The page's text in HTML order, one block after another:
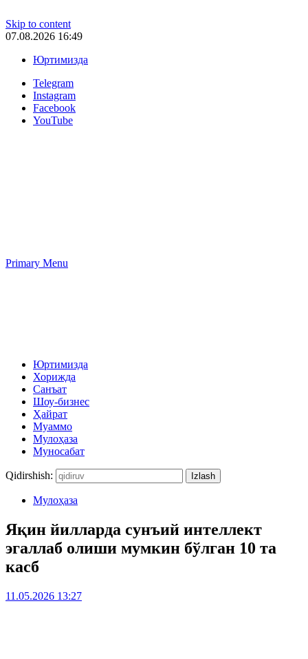
Skip to content
07.08.2026 16:49
Юртимизда
Telegram
Instagram
Facebook
YouTube
Primary Menu
Юртимизда
Хорижда
Санъат
Шоу-бизнес
Ҳайрат
Муаммо
Мулоҳаза
Муносабат
Qidirshish:
Мулоҳаза
Яқин йилларда сунъий интеллект
эгаллаб олиши мумкин бўлган 10 та
касб
11.05.2026 13:27